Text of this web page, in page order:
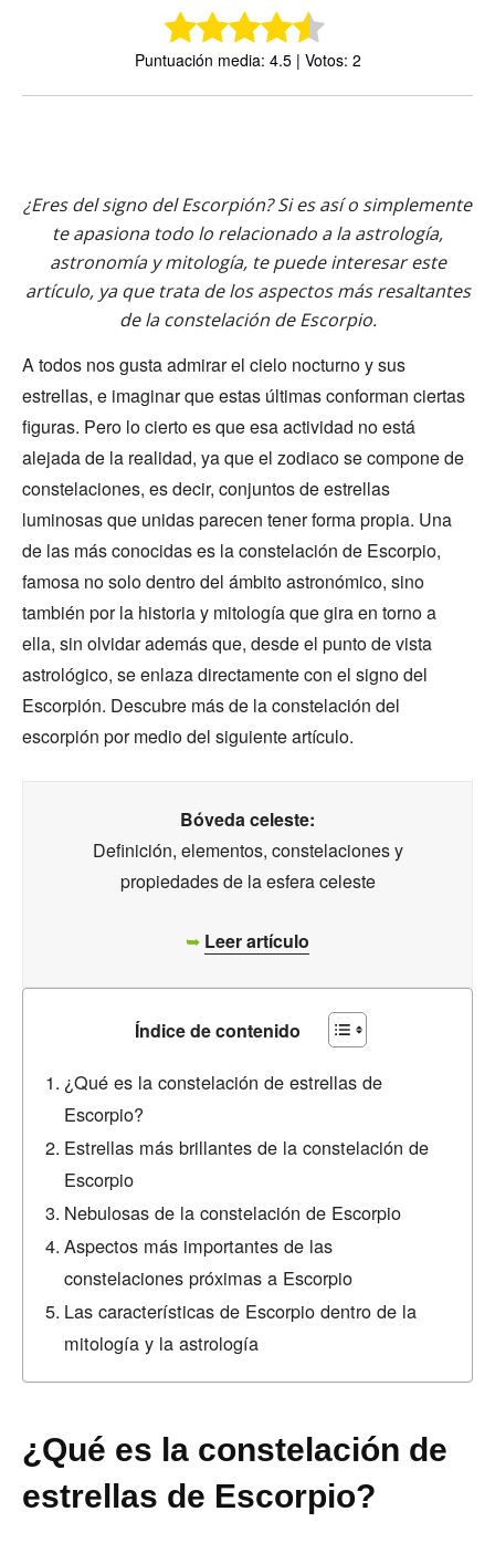
Puntuación media: 4.5 | Votos: 2
¿Eres del signo del Escorpión? Si es así o simplemente
te apasiona todo lo relacionado a la astrología,
astronomía y mitología, te puede interesar este
artículo, ya que trata de los aspectos más resaltantes
de la constelación de Escorpio.
A todos nos gusta admirar el cielo nocturno y sus
estrellas, e imaginar que estas últimas conforman ciertas
figuras. Pero lo cierto es que esa actividad no está
alejada de la realidad, ya que el zodiaco se compone de
constelaciones, es decir, conjuntos de estrellas
luminosas que unidas parecen tener forma propia. Una
de las más conocidas es la constelación de Escorpio,
famosa no solo dentro del ámbito astronómico, sino
también por la historia y mitología que gira en torno a
ella, sin olvidar además que, desde el punto de vista
astrológico, se enlaza directamente con el signo del
Escorpión. Descubre más de la constelación del
escorpión por medio del siguiente artículo.
Bóveda celeste:
Definición, elementos, constelaciones y
propiedades de la esfera celeste
➥ Leer artículo
Índice de contenido
¿Qué es la constelación de estrellas de
Escorpio?
Estrellas más brillantes de la constelación de
Escorpio
Nebulosas de la constelación de Escorpio
Aspectos más importantes de las
constelaciones próximas a Escorpio
Las características de Escorpio dentro de la
mitología y la astrología
¿Qué es la constelación de
estrellas de Escorpio?